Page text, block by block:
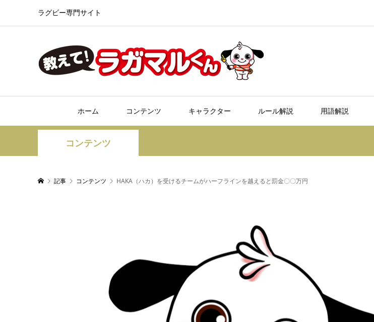
ラグビー専門サイト
ホーム コンテンツ キャラクター ルール解説 用語解説
コンテンツ
記事 コンテンツ HAKA（ハカ）を受けるチームがハーフラインを越えると罰金〇〇万円